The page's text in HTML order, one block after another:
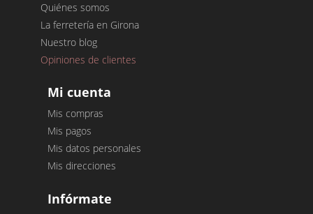
Quiénes somos
La ferretería en Girona
Nuestro blog
Opiniones de clientes
Mi cuenta
Mis compras
Mis pagos
Mis datos personales
Mis direcciones
Infórmate